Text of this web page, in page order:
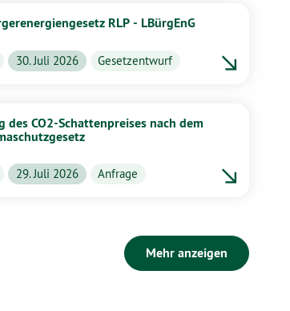
RLP - LBürgEnG
30. Juli 2026 Gesetzentwurf
des CO2-Schattenpreises nach dem
29. Juli 2026 Anfrage
Mehr anzeigen